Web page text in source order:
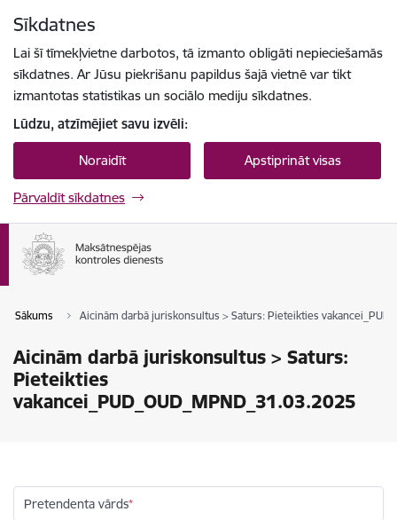
Sīkdatnes
Lai šī tīmekļvietne darbotos, tā izmanto obligāti nepieciešamās
sīkdatnes. Ar Jūsu piekrišanu papildus šajā vietnē var tikt
izmantotas statistikas un sociālo mediju sīkdatnes.
Lūdzu, atzīmējiet savu izvēli:
Noraidīt Apstiprināt visas
Pārvaldīt sīkdatnes
Sākums Aicinām darbā juriskonsultus > Saturs: Pieteikties
Aicinām darbā juriskonsultus > Saturs:
Pieteikties
vakancei_PUD_OUD_MPND_31.03.2025
Pretendenta vārds